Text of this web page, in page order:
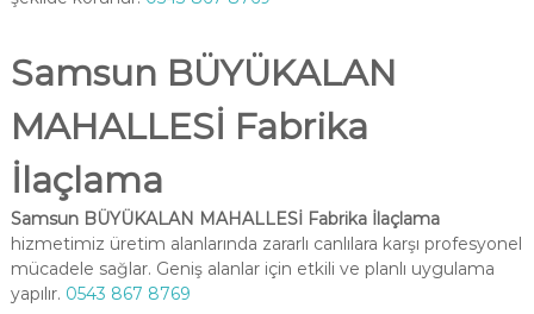
Samsun BÜYÜKALAN
MAHALLESİ Fabrika
İlaçlama
Samsun BÜYÜKALAN MAHALLESİ Fabrika İlaçlama
hizmetimiz üretim alanlarında zararlı canlılara karşı profesyonel
mücadele sağlar. Geniş alanlar için etkili ve planlı uygulama
yapılır. 0543 867 8769